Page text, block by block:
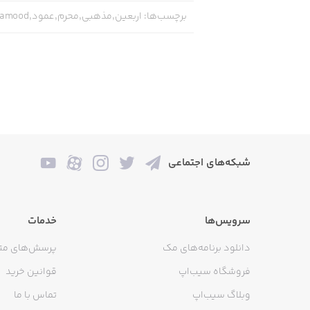
برچسب‌ها: اربعین,مذهبی,محرم,عمود,amood
شبکه‌های اجتماعی
سرویس‌ها
دانلود برنامه‌های مک
فروشگاه سیب‌اپ
وبلاگ سیب‌اپ
خدمات
پرسش‌های
قوانین خرید
تماس با ما